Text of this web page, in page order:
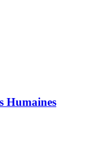
Humaines